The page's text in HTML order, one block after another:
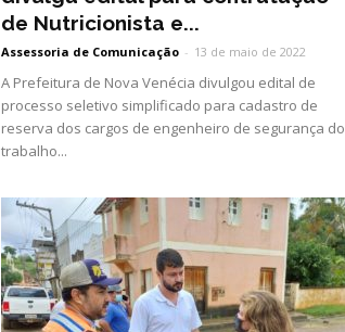
de Nutricionista e...
Assessoria de Comunicação - 13 de maio de 2022
A Prefeitura de Nova Venécia divulgou edital de
processo seletivo simplificado para cadastro de
reserva dos cargos de engenheiro de segurança do
trabalho...